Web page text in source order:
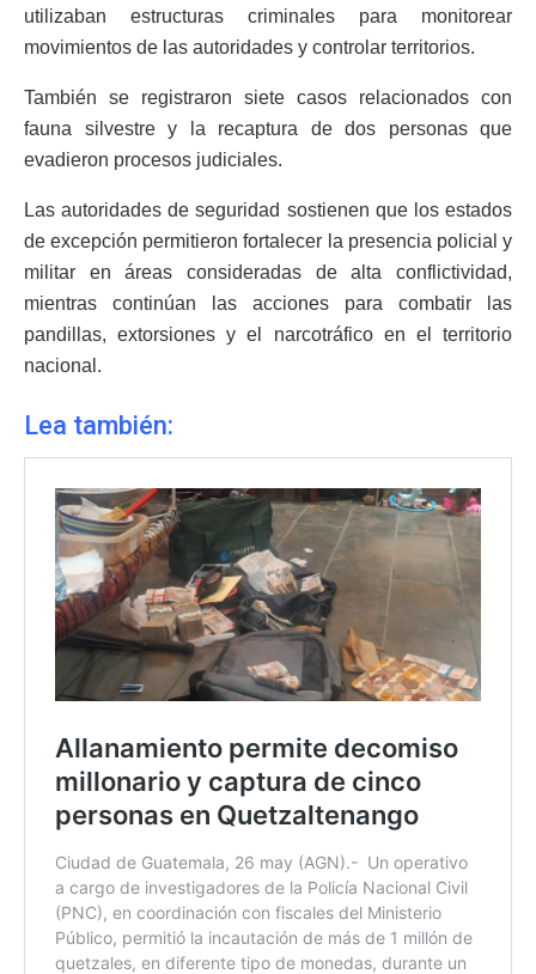
utilizaban estructuras criminales para monitorear
movimientos de las autoridades y controlar territorios.
También se registraron siete casos relacionados con
fauna silvestre y la recaptura de dos personas que
evadieron procesos judiciales.
Las autoridades de seguridad sostienen que los estados
de excepción permitieron fortalecer la presencia policial y
militar en áreas consideradas de alta conflictividad,
mientras continúan las acciones para combatir las
pandillas, extorsiones y el narcotráfico en el territorio
nacional.
Lea también: